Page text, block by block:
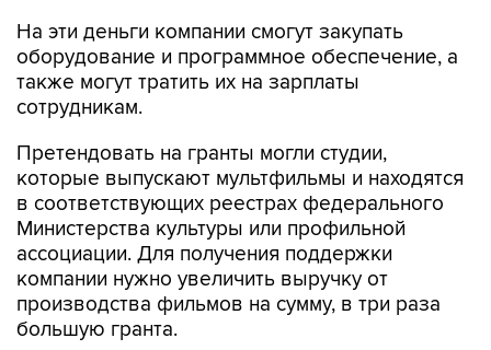
На эти деньги компании смогут закупать
оборудование и программное обеспечение, а
также могут тратить их на зарплаты
сотрудникам.
Претендовать на гранты могли студии,
которые выпускают мультфильмы и находятся
в соответствующих реестрах федерального
Министерства культуры или профильной
ассоциации. Для получения поддержки
компании нужно увеличить выручку от
производства фильмов на сумму, в три раза
большую гранта.